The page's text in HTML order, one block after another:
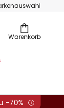
Warenkorb
-70%